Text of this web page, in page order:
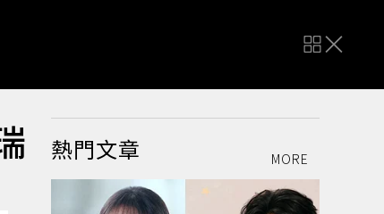
熱門文章 MORE